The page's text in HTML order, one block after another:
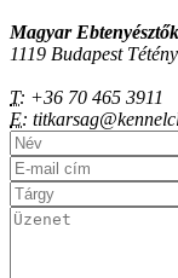
Magyar
1119 Budapest
T: +36 70 465 3911
E: